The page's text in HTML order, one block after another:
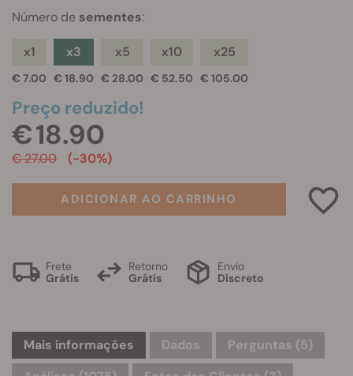
Número de sementes:
x1
€ 7.00
x3
€ 18.90
x5
€ 28.00
x10
€ 52.50
x25
€ 105.00
Preço reduzido!
€ 18.90
€ 27.00 (-30%)
ADICIONAR AO CARRINHO
Frete
Grátis
Retorno
Grátis
Envio
Discreto
Mais informações Dados Perguntas (5)